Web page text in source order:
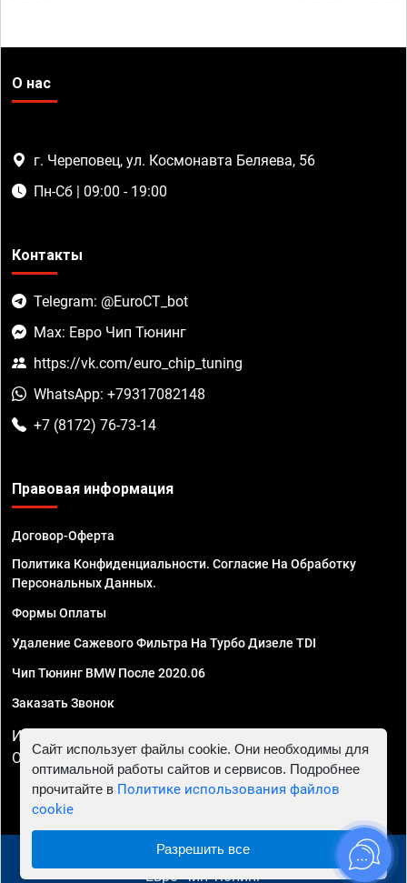
О нас
г. Череповец, ул. Космонавта Беляева, 56
Пн-Сб | 09:00 - 19:00
Контакты
Telegram: @EuroCT_bot
Max: Евро Чип Тюнинг
https://vk.com/euro_chip_tuning
WhatsApp: +79317082148
+7 (8172) 76-73-14
Правовая информация
Договор-Оферта
Политика Конфиденциальности. Согласие На Обработку
Персональных Данных.
Формы Оплаты
Удаление Сажевого Фильтра На Турбо Дизеле TDI
Чип Тюнинг BMW После 2020.06
Заказать Звонок
ИП Смирнов Георгий Павлович. ИНН 781302555843,
ОГРНИП 324470400032610
© 2010 - 2026 Чип тюнинг в Череповце - Автосервис
"Евро Чип Тюнинг"
Сайт использует файлы cookie. Они необходимы для
оптимальной работы сайтов и сервисов. Подробнее
прочитайте в Политике использования файлов
cookie
Разрешить все